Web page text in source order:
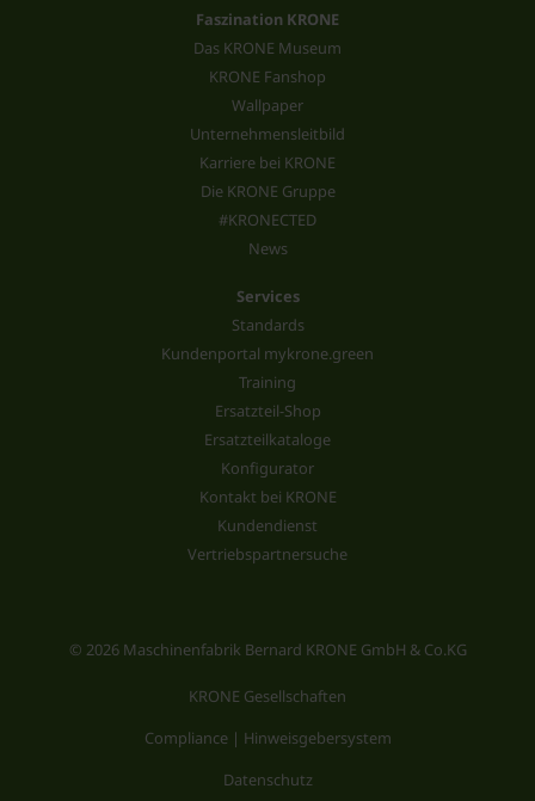
Faszination KRONE
Das KRONE Museum
KRONE Fanshop
Wallpaper
Unternehmensleitbild
Karriere bei KRONE
Die KRONE Gruppe
#KRONECTED
News
Services
Standards
Kundenportal mykrone.green
Training
Ersatzteil-Shop
Ersatzteilkataloge
Konfigurator
Kontakt bei KRONE
Kundendienst
Vertriebspartnersuche
© 2026 Maschinenfabrik Bernard KRONE GmbH & Co.KG
KRONE Gesellschaften
Compliance | Hinweisgebersystem
Datenschutz